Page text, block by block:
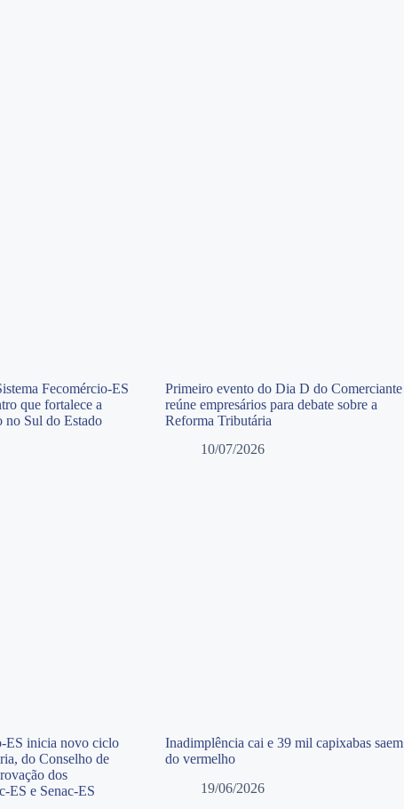
Fecomércio-ES
que fortalece a
no Sul do Estado
Primeiro evento do Dia D do Comerciante
reúne empresários para debate sobre a
Reforma Tributária
10/07/2026
ES inicia novo ciclo
do Conselho de
dos
ES e Senac-ES
Inadimplência cai e 39 mil capixabas saem
do vermelho
19/06/2026